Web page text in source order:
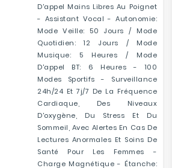
D'appel Mains Libres Au Poignet
- Assistant Vocal - Autonomie:
Mode Veille: 50 Jours / Mode
Quotidien: 12 Jours / Mode
Musique: 5 Heures / Mode
D'appel BT: 6 Heures - 100
Modes Sportifs - Surveillance
24h/24 Et 7j/7 De La Fréquence
Cardiaque, Des Niveaux
D'oxygène, Du Stress Et Du
Sommeil, Avec Alertes En Cas De
Lectures Anormales Et Soins De
Santé Pour Les Femmes -
Charge Magnétique - Étanche: